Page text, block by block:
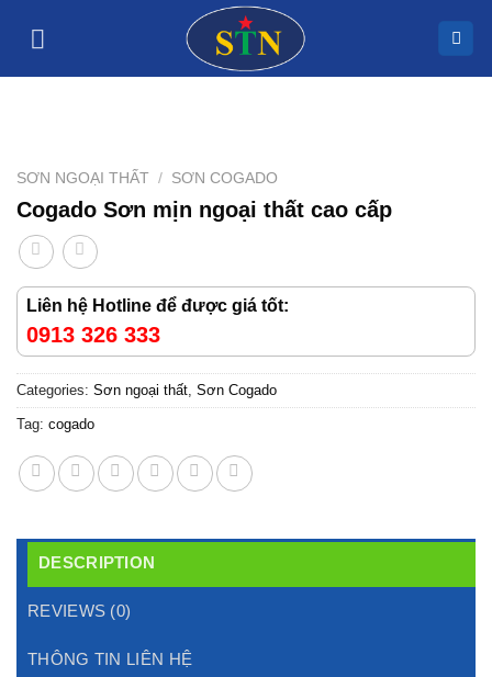
SƠN NGOẠI THẤT / SƠN COGADO
Cogado Sơn mịn ngoại thất cao cấp
Liên hệ Hotline để được giá tốt:
0913 326 333
Categories: Sơn ngoại thất, Sơn Cogado
Tag: cogado
DESCRIPTION
REVIEWS (0)
THÔNG TIN LIÊN HỆ